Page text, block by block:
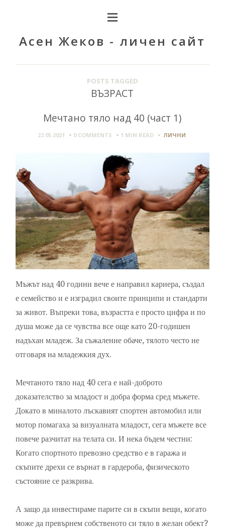
Асен Жеков - личен сайт
POSTS TAGGED
ВЪЗРАСТ
Мечтано тяло над 40 (част 1)
22.05.2021 0 COMMENTS 1 MIN READ ЛИЧНИ
Мъжът над 40 години вече е направил кариера, създал
е семейство и е изградил своите принципи и стандарти
за живот. Въпреки това, възрастта е просто цифра и по
душа може да се чувства все още като 20-годишен
надъхан младеж. За съжаление обаче, тялото често не
отговаря на младежкия дух.
Мечтаното тяло над 40 сега е най-доброто
доказателство за младост и добра форма сред мъжете.
Докато в миналото лъскавият спортен автомобил или
мотор помагаха за визуалната младост, сега мъжете все
повече разчитат на телата си. И нека бъдем честни:
Когато спортното превозно средство е в гаража и
скъпите дрехи се върнат в гардероба, физическото
състояние се разкрива.
А защо да инвестираме парите си в скъпи вещи, когато
може да превърнем собственото си тяло в желан обект?